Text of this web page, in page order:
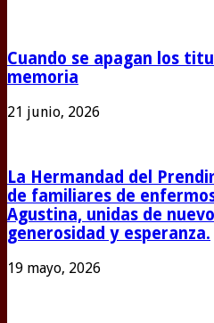
Cuando se apagan los
memoria
21 junio, 2026
La Hermandad del
de familiares de
Agustina, unidas de
generosidad y esperanza.
19 mayo, 2026